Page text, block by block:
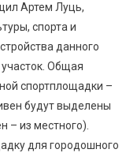
Артем Луць,
спорта и
данного
Общая
спортплощадки –
будут выделены
– из местного).
для городошного